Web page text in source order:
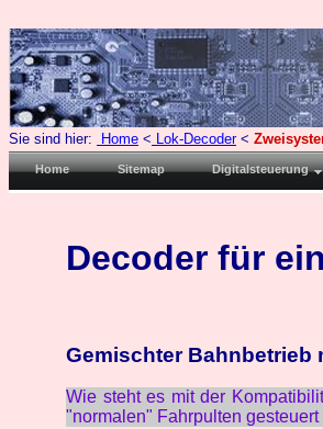
Sie sind hier: Home < Lok-Decoder<
Home Sitemap Digitalsteuerung
Decoder für
Gemischter Bahnbetrieb
Wie steht es mit der
"normalen" Fahrpulten